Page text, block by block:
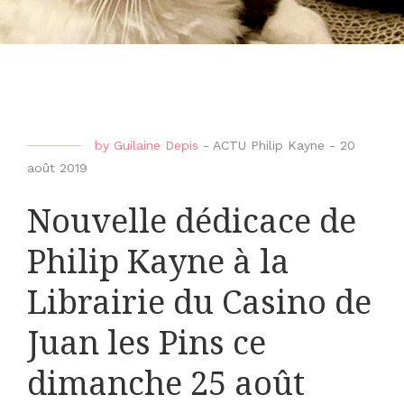
by Guilaine Depis - ACTU Philip Kayne - 20
août 2019
Nouvelle dédicace de
Philip Kayne à la
Librairie du Casino de
Juan les Pins ce
dimanche 25 août